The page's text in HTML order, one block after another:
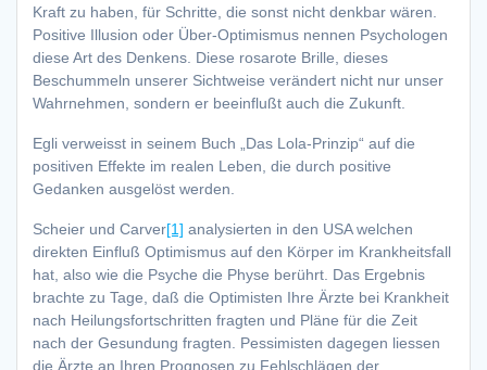
Kraft zu haben, für Schritte, die sonst nicht denkbar wären.
Positive Illusion oder Über-Optimismus nennen Psychologen
diese Art des Denkens. Diese rosarote Brille, dieses
Beschummeln unserer Sichtweise verändert nicht nur unser
Wahrnehmen, sondern er beeinflußt auch die Zukunft.
Egli verweisst in seinem Buch „Das Lola-Prinzip“ auf die
positiven Effekte im realen Leben, die durch positive
Gedanken ausgelöst werden.
Scheier und Carver[1] analysierten in den USA welchen
direkten Einfluß Optimismus auf den Körper im Krankheitsfall
hat, also wie die Psyche die Physe berührt. Das Ergebnis
brachte zu Tage, daß die Optimisten Ihre Ärzte bei Krankheit
nach Heilungsfortschritten fragten und Pläne für die Zeit
nach der Gesundung fragten. Pessimisten dagegen liessen
die Ärzte an Ihren Prognosen zu Fehlschlägen der